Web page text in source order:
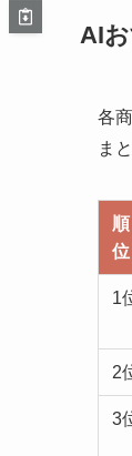
AI
各
ま
順
位
1
2
3